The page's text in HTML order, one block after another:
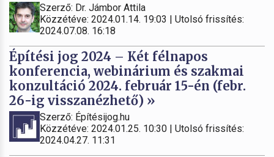
Szerző: Dr. Jámbor Attila
Közzétéve: 2024.01.14. 19:03 | Utolsó frissítés:
2024.07.08. 16:18
Építési jog 2024 – Két félnapos
konferencia, webinárium és szakmai
konzultáció 2024. február 15-én (febr.
26-ig visszanézhető) »
Szerző: Építésijog.hu
Közzétéve: 2024.01.25. 10:30 | Utolsó frissítés:
2024.04.27. 11:31